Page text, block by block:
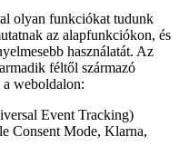
olyan funkciókat tudunk
az alapfunkciókon, és
használatát. Az
féltől származó
a weboldalon:
Event Tracking)
Consent Mode, Klarna,